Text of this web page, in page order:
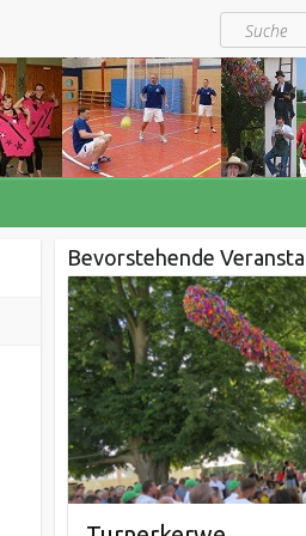
Suche
Bevorstehende